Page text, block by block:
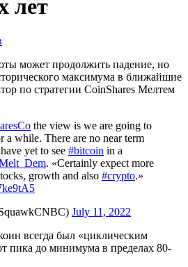
лет
может продолжить падение, но
максимума в ближайшие
по стратегии CoinShares Мелтем
the view is we are going to
a while. There are no near term
yet to see #bitcoin in a
. «Certainly expect more
growth and also #crypto.»
July 11, 2022
всегда был «циклическим
пика до минимума в пределах 80-